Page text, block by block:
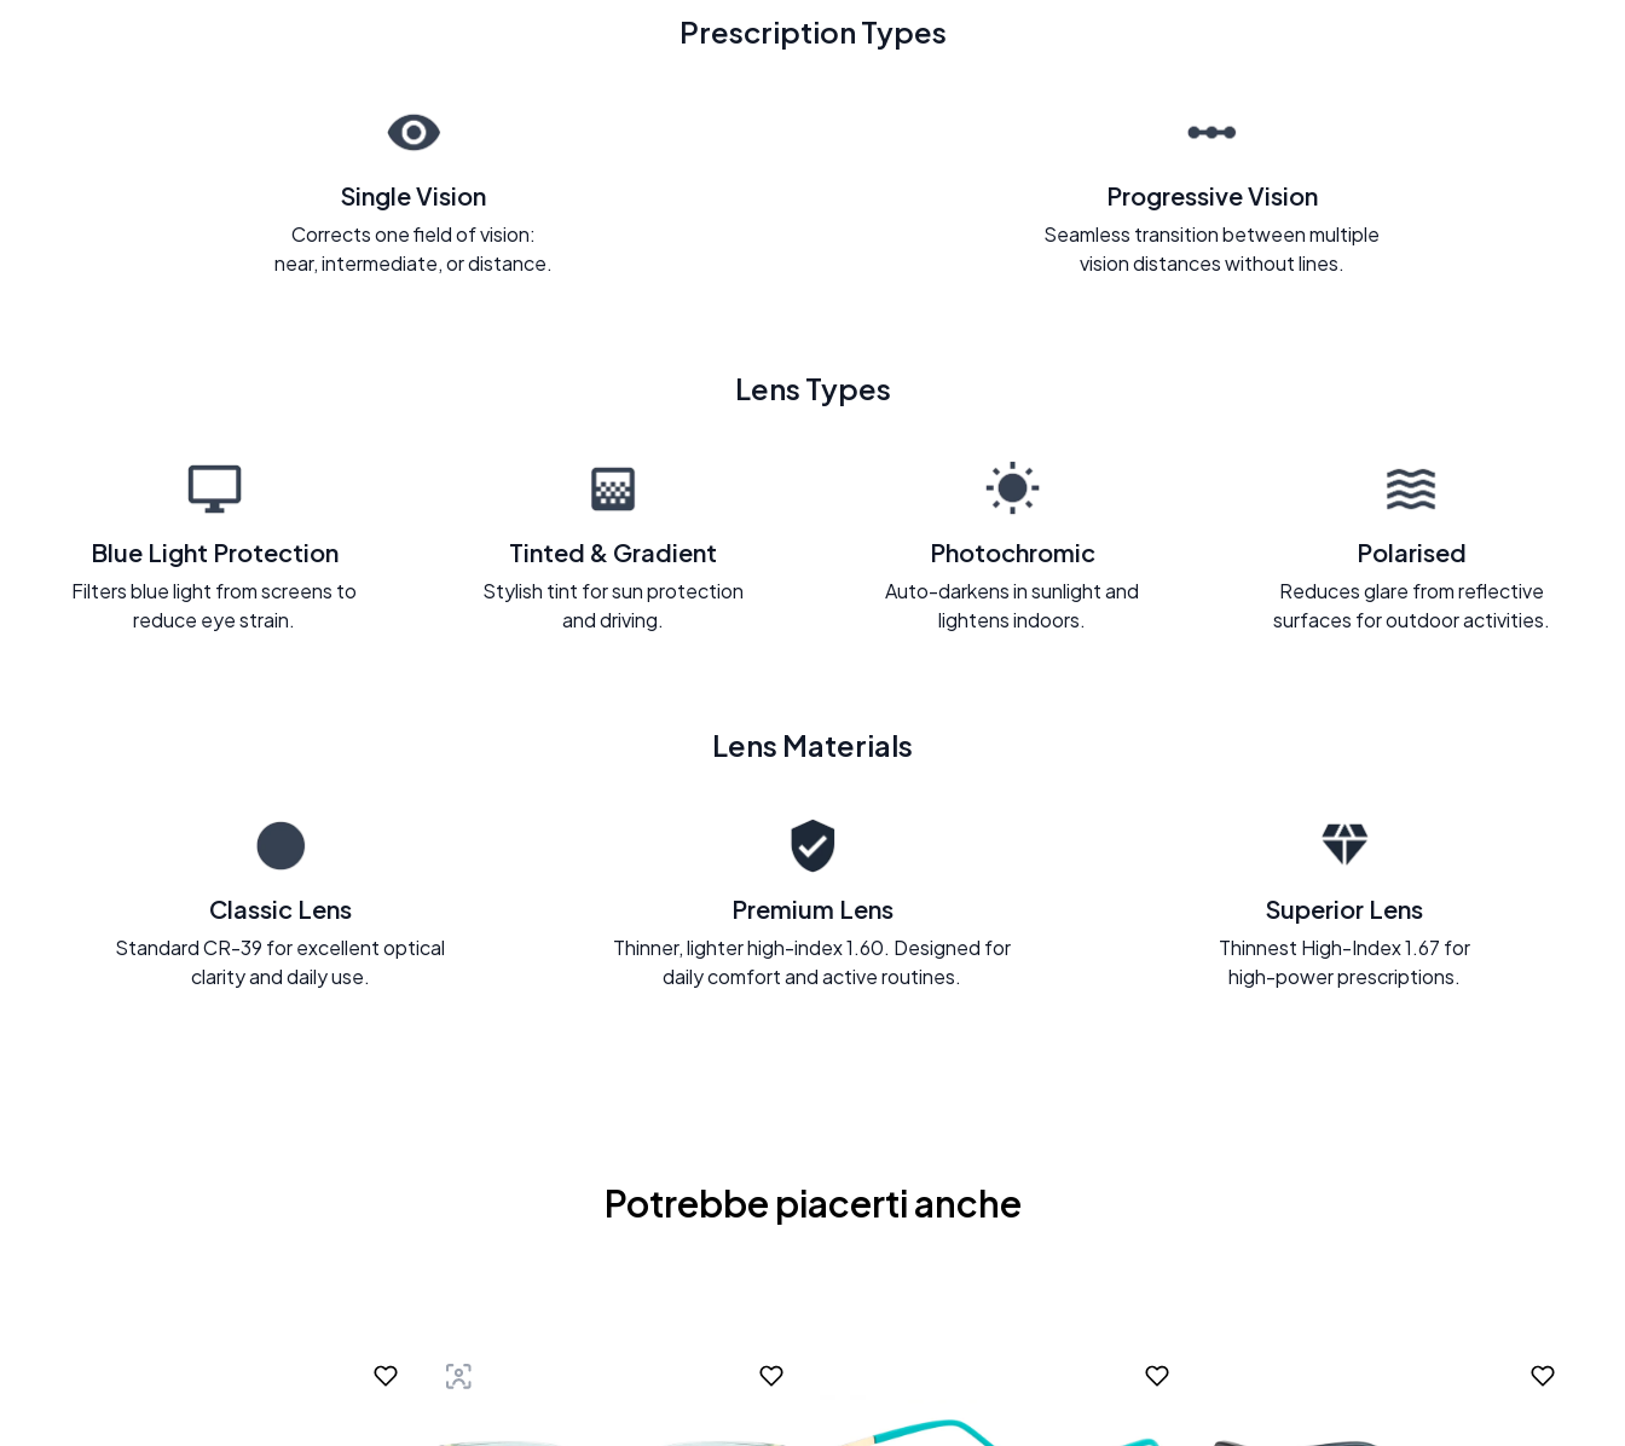
Prescription Types
Single Vision
Corrects one field of vision:
near, intermediate, or distance.
Progressive Vision
Seamless transition between multiple
vision distances without lines.
Lens Types
Blue Light Protection
Filters blue light from screens to
reduce eye strain.
Tinted & Gradient
Stylish tint for sun protection
and driving.
Photochromic
Auto-darkens in sunlight and
lightens indoors.
Polarised
Reduces glare from reflective
surfaces for outdoor activities.
Lens Materials
Classic Lens
Standard CR-39 for excellent optical
clarity and daily use.
Premium Lens
Thinner, lighter high-index 1.60. Designed for
daily comfort and active routines.
Superior Lens
Thinnest High-Index 1.67 for
high-power prescriptions.
Potrebbe piacerti anche